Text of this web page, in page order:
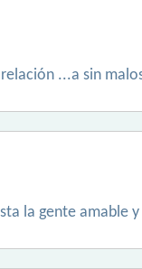
...a sin
la gente amable